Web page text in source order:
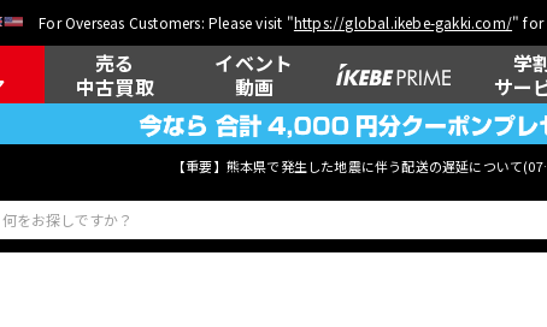
For Overseas Customers: Please visit "https://global.ikebe-gakki.com/" for
売る
中古買取
イベント
動画
学
サー
【重要】熊本県で発生した地震に伴う配送の遅延について(07月29日